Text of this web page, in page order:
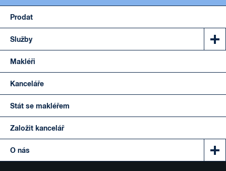
Prodat
Služby
Makléři
Kanceláře
Stát se makléřem
Založit kancelář
O nás